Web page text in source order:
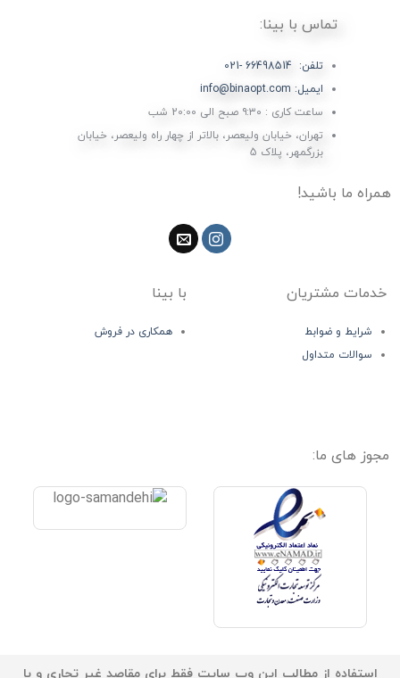
تماس با بینا:
تلفن: 66498514 -021
ایمیل: info@binaopt.com
ساعت کاری : ۹:۳۰ صبح الی 20:00 شب
تهران، خیابان ولیعصر، بالاتر از چهار راه ولیعصر، خیابان
بزرگمهر، پلاک 5
همراه ما باشید!
خدمات مشتریان
شرایط و ضوابط
سوالات متداول
با بینا
همکاری در فروش
مجوز های ما:
استفاده از مطالب این وب سایت فقط برای مقاصد غیر تجاری و با